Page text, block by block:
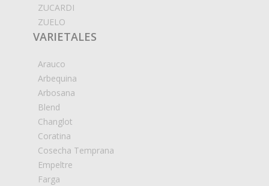
ZUCARDI
ZUELO
VARIETALES
Arauco
Arbequina
Arbosana
Blend
Changlot
Coratina
Cosecha Temprana
Empeltre
Farga